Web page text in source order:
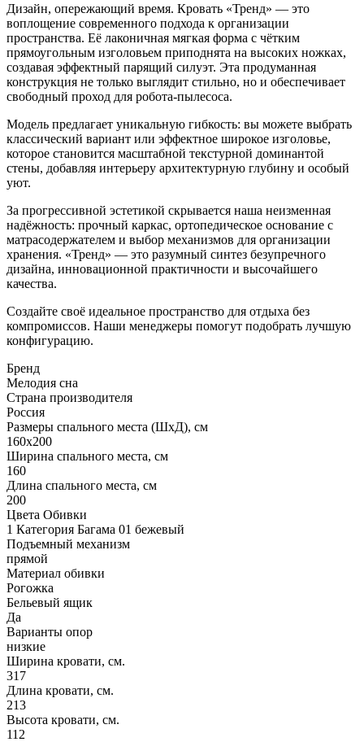
Дизайн, опережающий время. Кровать «Тренд» — это
воплощение современного подхода к организации
пространства. Её лаконичная мягкая форма с чётким
прямоугольным изголовьем приподнята на высоких ножках,
создавая эффектный парящий силуэт. Эта продуманная
конструкция не только выглядит стильно, но и обеспечивает
свободный проход для робота-пылесоса.
Модель предлагает уникальную гибкость: вы можете выбрать
классический вариант или эффектное широкое изголовье,
которое становится масштабной текстурной доминантой
стены, добавляя интерьеру архитектурную глубину и особый
уют.
За прогрессивной эстетикой скрывается наша неизменная
надёжность: прочный каркас, ортопедическое основание с
матрасодержателем и выбор механизмов для организации
хранения. «Тренд» — это разумный синтез безупречного
дизайна, инновационной практичности и высочайшего
качества.
Создайте своё идеальное пространство для отдыха без
компромиссов. Наши менеджеры помогут подобрать лучшую
конфигурацию.
Бренд
Мелодия сна
Страна производителя
Россия
Размеры спального места (ШхД), см
160х200
Ширина спального места, см
160
Длина спального места, см
200
Цвета Обивки
1 Категория Багама 01 бежевый
Подъемный механизм
прямой
Материал обивки
Рогожка
Бельевый ящик
Да
Варианты опор
низкие
Ширина кровати, см.
317
Длина кровати, см.
213
Высота кровати, см.
112